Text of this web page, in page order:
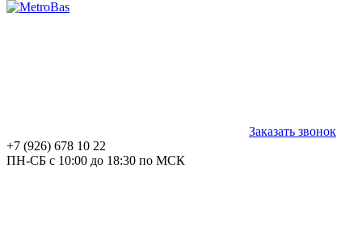
Заказать звонок
+7 (926) 678 10 22
ПН-СБ с 10:00 до 18:30 по МСК